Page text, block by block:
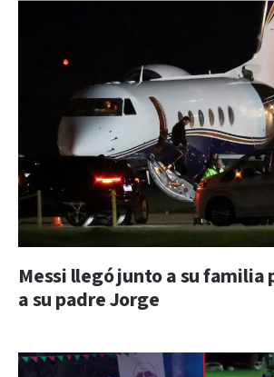
Messi llegó junto a su familia
a su padre Jorge